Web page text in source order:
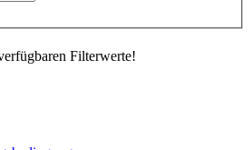
Filterwerte!